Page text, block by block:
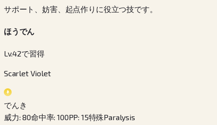
サポート、妨害、起点作りに役立つ技です。
ほうでん
Lv.42で習得
Scarlet Violet
でんき
威力:80命中率:100PP: 15特殊Paralysis